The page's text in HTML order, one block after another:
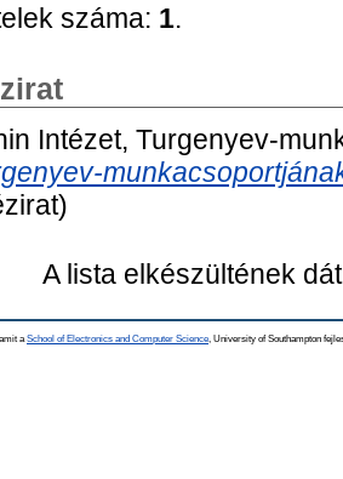
száma: 1.
Intézet, Turgenyev-
A lista elkészültének
a School of Electronics and Computer Science , University of Southampton